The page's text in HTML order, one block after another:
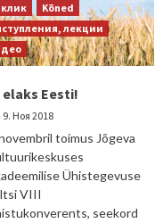
Kõned
лекции
elaks Eesti!
9. Ноя 2018
toimus Jõgeva
Ühistegevuse
VIII
seekord